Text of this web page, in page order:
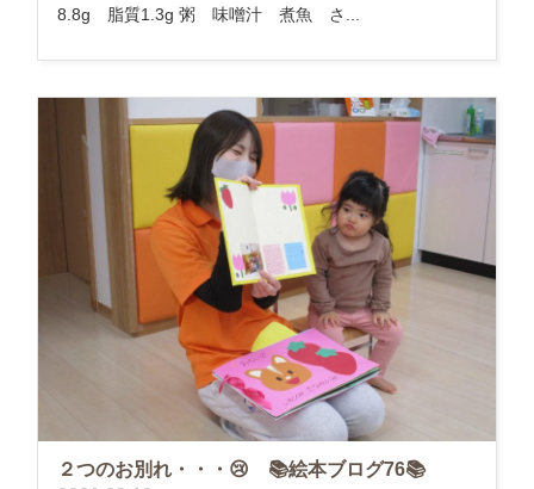
8.8g 脂質1.3g 粥 味噌汁 煮魚 さ...
２つのお別れ・・・😢 📚絵本ブログ76📚